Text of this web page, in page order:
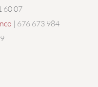
60 07
| 676 673 984